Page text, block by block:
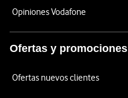
Opiniones Vodafone
Ofertas y promociones
Ofertas nuevos clientes